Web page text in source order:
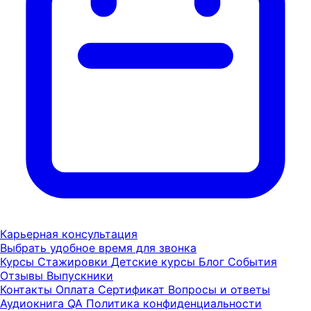
Карьерная консультация
Выбрать удобное время для звонка
Курсы Стажировки Детские курсы Блог События
Отзывы Выпускники
Контакты Оплата Сертификат Вопросы и ответы
Аудиокнига QA Политика конфиденциальности